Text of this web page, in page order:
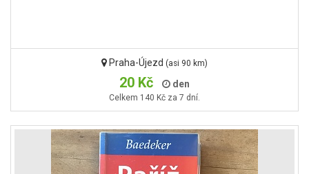
Praha-Újezd (asi 90 km)
20 Kč den
Celkem 140 Kč za 7 dní.